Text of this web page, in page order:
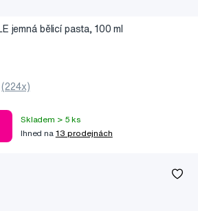
jemná bělicí pasta, 100 ml
(224x)
Skladem > 5 ks
Ihned na 13 prodejnách